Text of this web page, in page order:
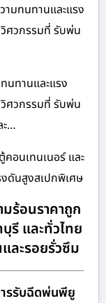
มทนทานและแรง
ศวกรรมที่ รับพ่น
นทานและแรง
ศวกรรมที่ รับพ่น
…
อนเทนเนอร์ และ
ดันสูงสเปกพิเศษ
ร้อนราคาถูก
รี และทั่วไทย
ละรอยรั่วซึม
รรับฉีดพ่นพียู